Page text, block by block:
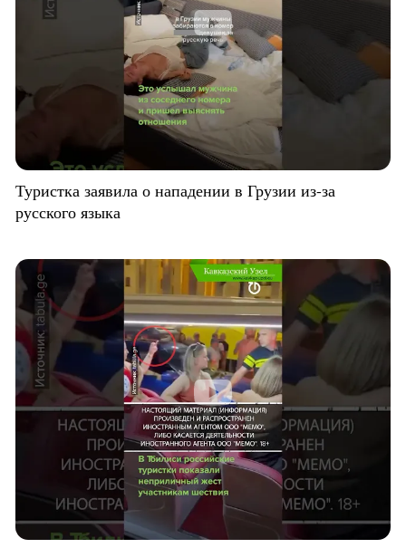
Туристка заявила о нападении в Грузии из-за
русского языка